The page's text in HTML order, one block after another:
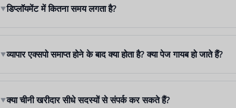
▾डिप्लॉयमेंट में कितना समय लगता है?
▾व्यापार एक्सपो समाप्त होने के बाद क्या होता है? क्या पेज गायब हो जाते हैं?
▾क्या चीनी खरीदार सीधे सदस्यों से संपर्क कर सकते हैं?